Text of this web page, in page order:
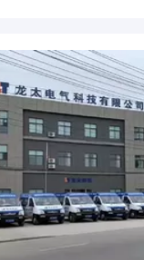
inversor do Muttahida Majlis-E-Amal 630A
de pouco peso portátil do soldador